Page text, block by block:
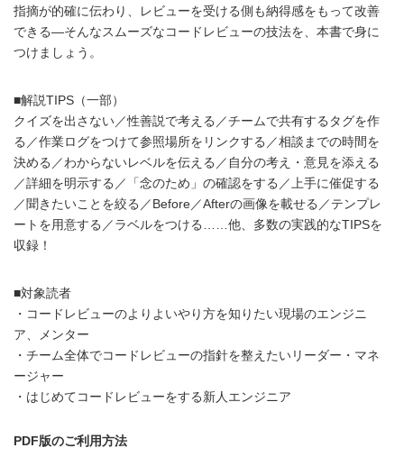
指摘が的確に伝わり、レビューを受ける側も納得感をもって改善
できる―そんなスムーズなコードレビューの技法を、本書で身に
つけましょう。
■解説TIPS（一部）
クイズを出さない／性善説で考える／チームで共有するタグを作
る／作業ログをつけて参照場所をリンクする／相談までの時間を
決める／わからないレベルを伝える／自分の考え・意見を添える
／詳細を明示する／「念のため」の確認をする／上手に催促する
／聞きたいことを絞る／Before／Afterの画像を載せる／テンプレ
ートを用意する／ラベルをつける……他、多数の実践的なTIPSを
収録！
■対象読者
・コードレビューのよりよいやり方を知りたい現場のエンジニ
ア、メンター
・チーム全体でコードレビューの指針を整えたいリーダー・マネ
ージャー
・はじめてコードレビューをする新人エンジニア
PDF版のご利用方法